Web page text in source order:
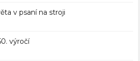
v psaní na stroji
výročí